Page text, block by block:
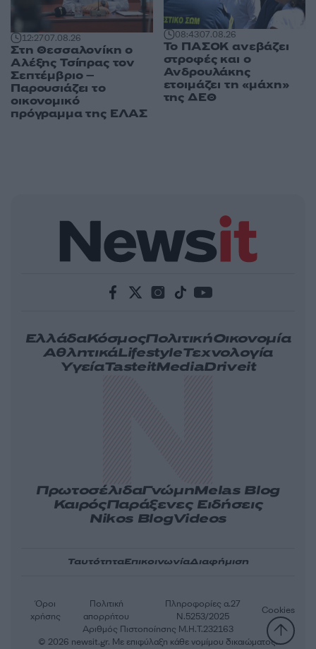
12:2707.08.26
Στη Θεσσαλονίκη ο
Αλέξης Τσίπρας τον
Σεπτέμβριο –
Παρουσιάζει το
οικονομικό
πρόγραμμα της ΕΛΑΣ
08:4307.08.26
Το ΠΑΣΟΚ ανεβάζει
στροφές και ο
Ανδρουλάκης
ετοιμάζει τη «μάχη»
της ΔΕΘ
ΕλλάδαΚόσμοςΠολιτικήΟικονομία
ΑθλητικάLifestyleΤεχνολογία
ΥγείαTasteitMediaDriveit
ΠρωτοσέλιδαΓνώμηMelas Blog
ΚαιρόςΠαράξενες Ειδήσεις
Nikos BlogVideos
ΤαυτότηταΕπικοινωνίαΔιαφήμιση
Αριθμός Πιστοποίησης Μ.Η.Τ.232163
Όροι
χρήσης
Πολιτική
απορρήτου
Πληροφορίες α.27
Ν.5253/2025
Cookies
© 2026 newsit.gr. Με επιφύλαξη κάθε νομίμου δικαιώματος.